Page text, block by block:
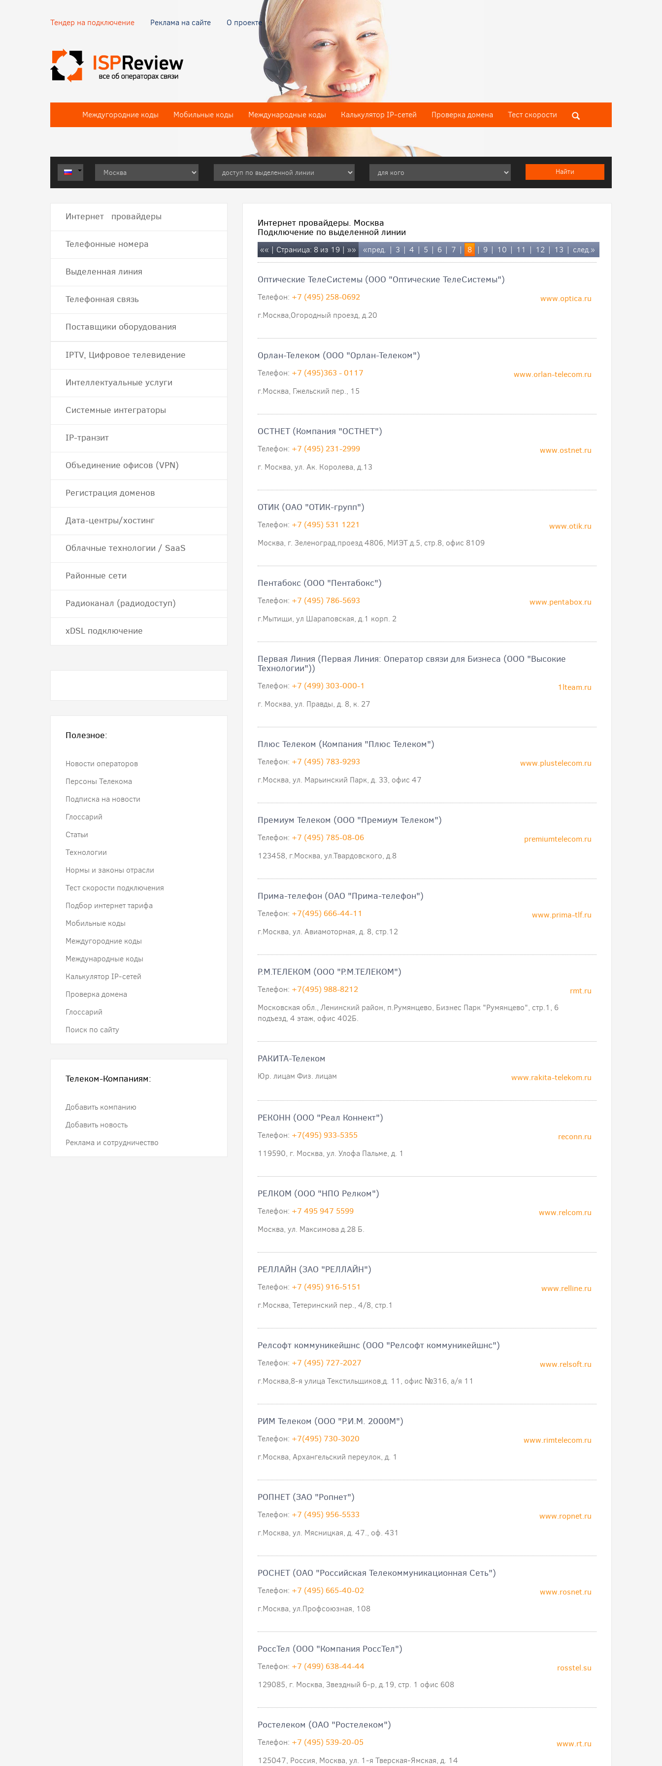
Тендер на подключение Реклама на сайте О проекте
Междугородние коды Мобильные коды Международные коды Калькулятор IP-сетей Проверка домена Тест скороcти
Интернет провайдеры. Москва
Подключение по выделенной линии
«« | Страница: 8 из 19 | »» «пред. | 3 | 4 | 5 | 6 | 7 | 8 | 9 | 10 | 11 | 12 | 13 | след.»
Оптические ТелеСистемы (ООО "Оптические ТелеСистемы")
www.optica.ru
Телефон: +7 (495) 258-0692
г.Москва,Огородный проезд, д.20
Орлан-Телеком (ООО "Орлан-Телеком")
www.orlan-telecom.ru
Телефон: +7 (495)363 - 0117
г.Москва, Гжельский пер., 15
ОСТНЕТ (Компания "ОСТНЕТ")
www.ostnet.ru
Телефон: +7 (495) 231-2999
г. Москва, ул. Ак. Королева, д.13
ОТИК (ОАО "ОТИК-групп")
www.otik.ru
Телефон: +7 (495) 531 1221
Москва, г. Зеленоград,проезд 4806, МИЭТ д.5, стр.8, офис 8109
Пентабокс (ООО "Пентабокс")
www.pentabox.ru
Телефон: +7 (495) 786-5693
г.Мытищи, ул Шараповская, д.1 корп. 2
Первая Линия (Первая Линия: Оператор связи для Бизнеса (ООО "Высокие
Технологии"))
1lteam.ru
Телефон: +7 (499) 303-000-1
г. Москва, ул. Правды, д. 8, к. 27
Плюс Телеком (Компания "Плюс Телеком")
www.plustelecom.ru
Телефон: +7 (495) 783-9293
г.Москва, ул. Марьинский Парк, д. 33, офис 47
Премиум Телеком (ООО "Премиум Телеком")
premiumtelecom.ru
Телефон: +7 (495) 785-08-06
123458, г.Москва, ул.Твардовского, д.8
Прима-телефон (ОАО "Прима-телефон")
www.prima-tlf.ru
Телефон: +7(495) 666-44-11
г.Москва, ул. Авиамоторная, д. 8, стр.12
Р.М.ТЕЛЕКОМ (ООО "Р.М.ТЕЛЕКОМ")
rmt.ru
Телефон: +7(495) 988-8212
Московская обл., Ленинский район, п.Румянцево, Бизнес Парк "Румянцево", стр.1, 6
подъезд, 4 этаж, офис 402Б.
РАКИТА-Телеком
www.rakita-telekom.ru
Юр. лицам Физ. лицам
РЕКОНН (ООО "Реал Коннект")
reconn.ru
Телефон: +7(495) 933-5355
119590, г. Москва, ул. Улофа Пальме, д. 1
РЕЛКОМ (ООО "НПО Релком")
www.relcom.ru
Телефон: +7 495 947 5599
Москва, ул. Максимова д.28 Б.
РЕЛЛАЙН (ЗАО "РЕЛЛАЙН")
www.relline.ru
Телефон: +7 (495) 916-5151
г.Москва, Тетеринский пер., 4/8, стр.1
Релсофт коммуникейшнс (ООО "Релсофт коммуникейшнс")
www.relsoft.ru
Телефон: +7 (495) 727-2027
г.Москва,8-я улица Текстильщиков,д. 11, офис №316, а/я 11
РИМ Телеком (ООО "Р.И.М. 2000М")
www.rimtelecom.ru
Телефон: +7(495) 730-3020
г.Москва, Архангельский переулок, д. 1
РОПНЕТ (ЗАО "Ропнет")
www.ropnet.ru
Телефон: +7 (495) 956-5533
г.Москва, ул. Мясницкая, д. 47., оф. 431
РОСНЕТ (ОАО "Российская Телекоммуникационная Сеть")
www.rosnet.ru
Телефон: +7 (495) 665-40-02
г.Москва, ул.Профсоюзная, 108
РоссТел (ООО "Компания РоссТел")
rosstel.su
Телефон: +7 (499) 638-44-44
129085, г. Москва, Звездный б-р, д.19, стр. 1 офис 608
Ростелеком (ОАО "Ростелеком")
www.rt.ru
Телефон: +7 (495) 539-20-05
125047, Россия, Москва, ул. 1-я Тверская-Ямская, д. 14
Интернет провайдеры
Телефонные номера
Выделенная линия
Телефонная связь
Поставщики оборудования
IPTV, Цифровое телевидение
Интеллектуальные услуги
Системные интеграторы
IP-транзит
Объединение офисов (VPN)
Регистрация доменов
Дата-центры/хостинг
Облачные технологии / SaaS
Районные сети
Радиоканал (радиодоступ)
хDSL подключение
Полезное:
Новости операторов
Персоны Телекома
Подписка на новости
Глоссарий
Статьи
Технологии
Нормы и законы отрасли
Тест скорости подключения
Подбор интернет тарифа
Мобильные коды
Междугородние коды
Международные коды
Калькулятор IP-сетей
Проверка домена
Глоссарий
Поиск по сайту
Телеком-Компаниям:
Добавить компанию
Добавить новость
Реклама и сотрудничество